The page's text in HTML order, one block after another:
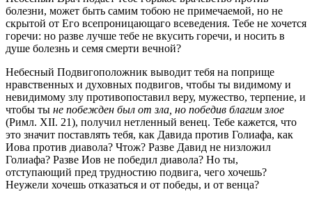
болезни, может быть самим тобою не примечаемой, но не
скрытой от Его всепроницающаго всеведения. Тебе не хочется
горечи: но разве лучше тебе не вкусить горечи, и носить в
душе болезнь и семя смерти вечной?
Небесный Подвигоположник выводит тебя на поприще
нравственных и духовных подвигов, чтобы ты видимому и
невидимому злу противопоставил веру, мужество, терпение, и
чтобы ты не побежден был от зла, но победив благим злое
(Римл. XII. 21), получил нетленный венец. Тебе кажется, что
это значит поставлять тебя, как Давида против Голиафа, как
Иова против диавола? Чтож? Разве Давид не низложил
Голиафа? Разве Иов не победил диавола? Но ты,
отступающий пред трудностию подвига, чего хочешь?
Неужели хочешь отказаться и от победы, и от венца?